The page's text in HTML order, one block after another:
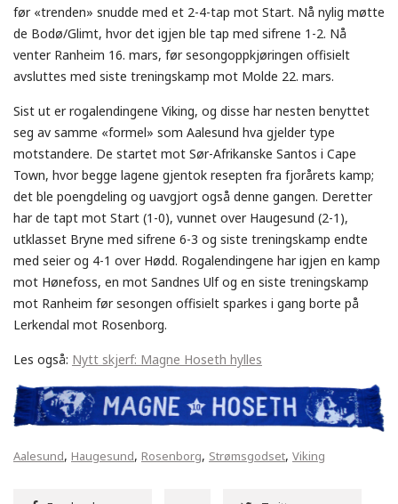
før «trenden» snudde med et 2-4-tap mot Start. Nå nylig møtte
de Bodø/Glimt, hvor det igjen ble tap med sifrene 1-2. Nå
venter Ranheim 16. mars, før sesongoppkjøringen offisielt
avsluttes med siste treningskamp mot Molde 22. mars.
Sist ut er rogalendingene Viking, og disse har nesten benyttet
seg av samme «formel» som Aalesund hva gjelder type
motstandere. De startet mot Sør-Afrikanske Santos i Cape
Town, hvor begge lagene gjentok resepten fra fjorårets kamp;
det ble poengdeling og uavgjort også denne gangen. Deretter
har de tapt mot Start (1-0), vunnet over Haugesund (2-1),
utklasset Bryne med sifrene 6-3 og siste treningskamp endte
med seier og 4-1 over Hødd. Rogalendingene har igjen en kamp
mot Hønefoss, en mot Sandnes Ulf og en siste treningskamp
mot Ranheim før sesongen offisielt sparkes i gang borte på
Lerkendal mot Rosenborg.
Les også: Nytt skjerf: Magne Hoseth hylles
Aalesund, Haugesund, Rosenborg, Strømsgodset, Viking